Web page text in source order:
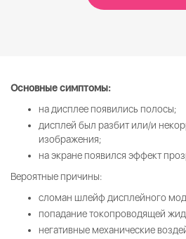
Основные симптомы:
на дисплее появились полосы;
дисплей был разбит или/и
изображения;
на экране появился эффект
Вероятные причины:
сломан шлейф дисплейного
попадание токопроводящей
негативные механические